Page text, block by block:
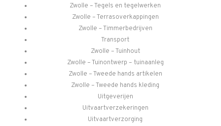
Zwolle – Tegels en tegelwerken
Zwolle – Terrasoverkappingen
Zwolle – Timmerbedrijven
Transport
Zwolle – Tuinhout
Zwolle – Tuinontwerp – tuinaanleg
Zwolle – Tweede hands artikelen
Zwolle – Tweede hands kleding
Uitgeverijen
Uitvaartverzekeringen
Uitvaartverzorging